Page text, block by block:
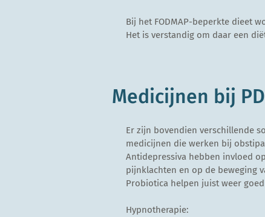
Bij het FODMAP-beperkte dieet
Het is verstandig om daar een
Medicijnen bij
Er zijn bovendien verschillende
medicijnen die werken bij
Antidepressiva hebben invloed
pijnklachten en op de beweging
Probiotica helpen juist weer
Hypnotherapie: